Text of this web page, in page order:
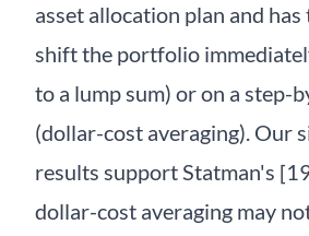
asset allocation plan and
shift the portfolio
to a lump sum) or on a step-
(dollar-cost averaging). Our
results support Statman's
dollar-cost averaging may